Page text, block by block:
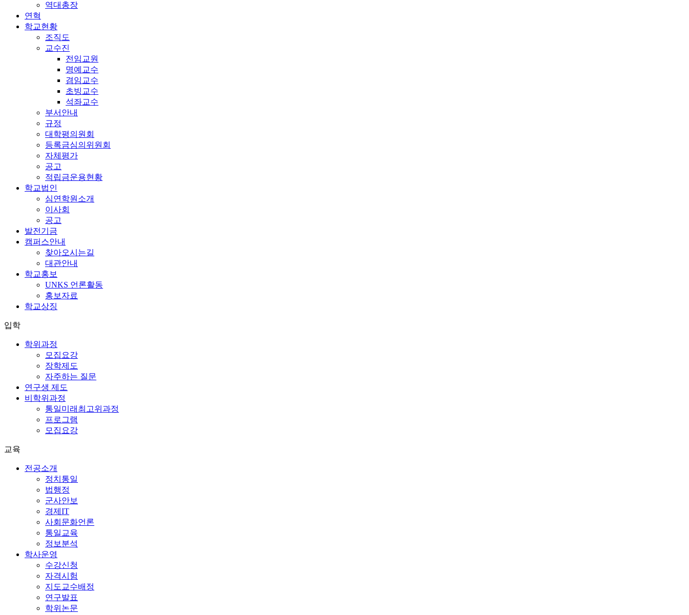
역대총장
연혁
학교현황
조직도
교수진
전임교원
명예교수
겸임교수
초빙교수
석좌교수
부서안내
규정
대학평의원회
등록금심의위원회
자체평가
공고
적립금운용현황
학교법인
심연학원소개
이사회
공고
발전기금
캠퍼스안내
찾아오시는길
대관안내
학교홍보
UNKS 언론활동
홍보자료
학교상징
입학
학위과정
모집요강
장학제도
자주하는 질문
연구생 제도
비학위과정
통일미래최고위과정
프로그램
모집요강
교육
전공소개
정치통일
법행정
군사안보
경제IT
사회문화언론
통일교육
정보분석
학사운영
수강신청
자격시험
지도교수배정
연구발표
학위논문